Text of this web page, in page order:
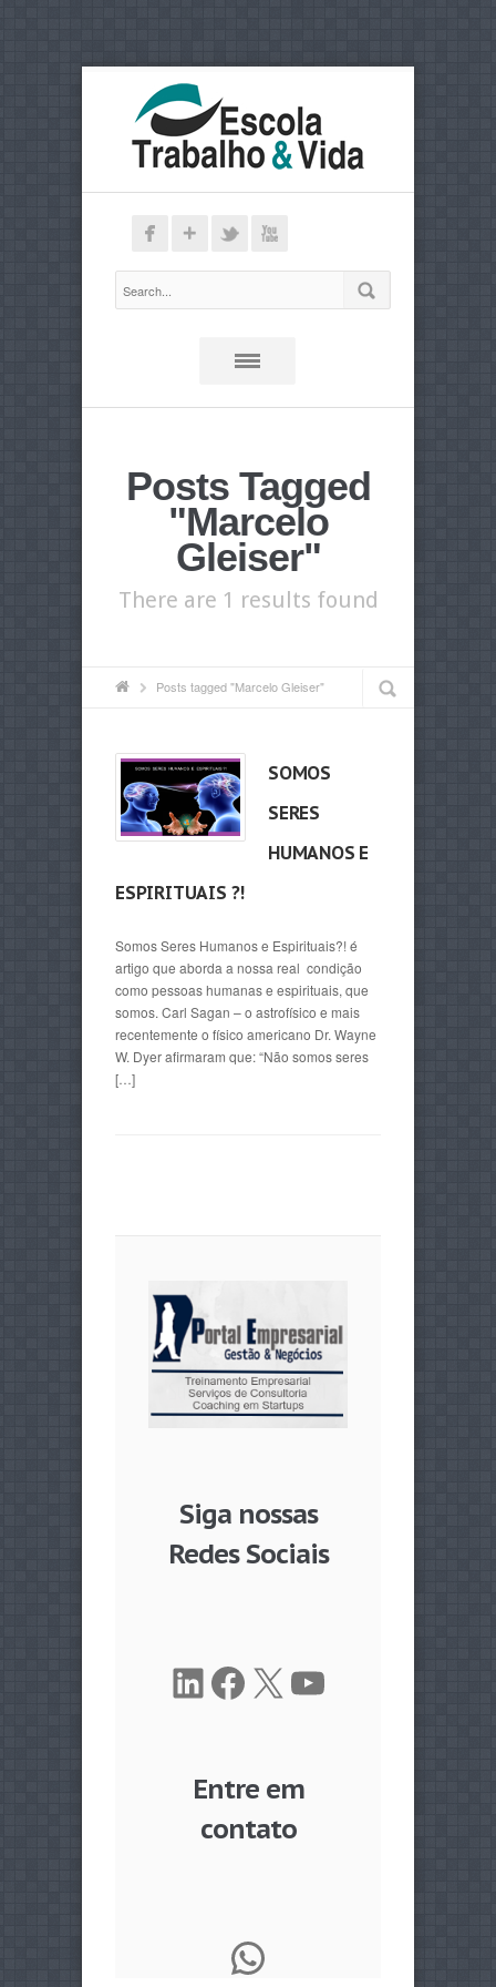
Posts Tagged
"Marcelo
Gleiser"
There are 1 results found
Posts tagged "Marcelo Gleiser"
SOMOS
SERES
HUMANOS E
ESPIRITUAIS ?!
Somos Seres Humanos e Espirituais?! é
artigo que aborda a nossa real condição
como pessoas humanas e espirituais, que
somos. Carl Sagan – o astrofísico e mais
recentemente o físico americano Dr. Wayne
W. Dyer afirmaram que: “Não somos seres
[…]
Siga nossas
Redes Sociais
LinkedIn
Facebook
X Youtube
Entre em
contato
WhatsApp